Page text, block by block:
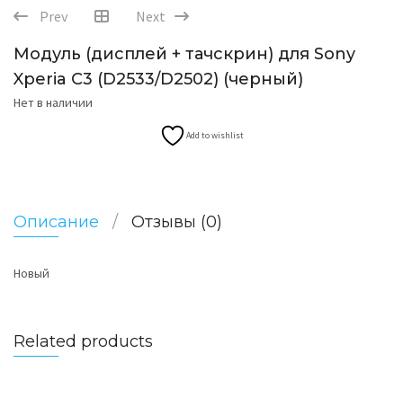
Prev Next
Модуль (дисплей + тачскрин) для Sony
Xperia C3 (D2533/D2502) (черный)
Нет в наличии
Add to wishlist
Описание Отзывы (0)
Новый
Related products